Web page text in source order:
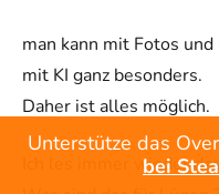
man kann mit Fotos
mit KI ganz besonders.
Daher ist alles möglich.
Ich les immer wieder
Unterstütze das
bei